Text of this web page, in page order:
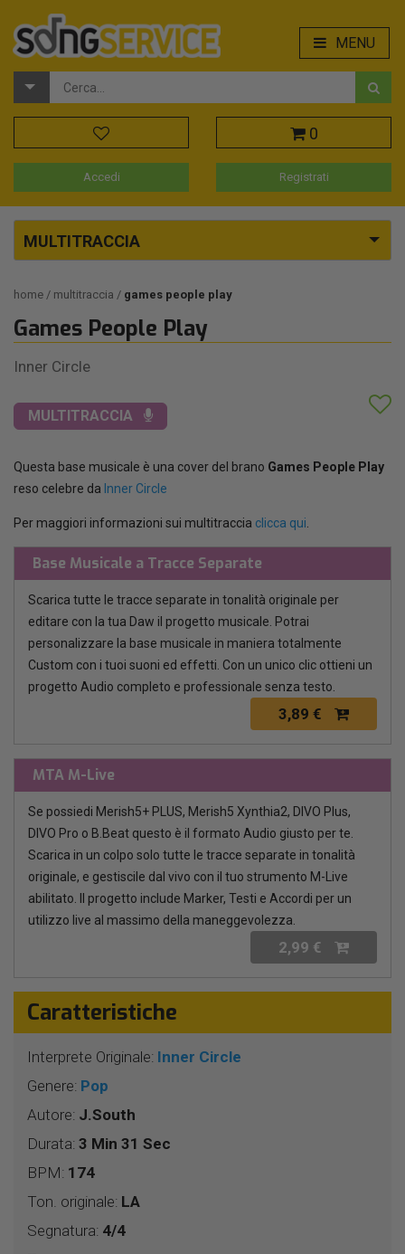
MENU
0
Accedi Registrati
MULTITRACCIA
home multitraccia games people play
Games People Play
Inner Circle
MULTITRACCIA
Questa base musicale è una cover del brano Games People Play
reso celebre da Inner Circle
Per maggiori informazioni sui multitraccia clicca qui
Base Musicale a Tracce Separate
Scarica tutte le tracce separate in tonalità originale per
editare con la tua Daw il progetto musicale. Potrai
personalizzare la base musicale in maniera totalmente
Custom con i tuoi suoni ed effetti. Con un unico clic ottieni un
progetto Audio completo e professionale senza testo.
3,89 €
MTA M-Live
Se possiedi Merish5+ PLUS, Merish5 Xynthia2, DIVO Plus,
DIVO Pro o B.Beat questo è il formato Audio giusto per te.
Scarica in un colpo solo tutte le tracce separate in tonalità
originale, e gestiscile dal vivo con il tuo strumento M-Live
abilitato. Il progetto include Marker, Testi e Accordi per un
utilizzo live al massimo della maneggevolezza.
2,99 €
Caratteristiche
Interprete Originale: Inner Circle
Genere: Pop
Autore: J.South
Durata: 3 Min 31 Sec
BPM: 174
Ton. originale: LA
Segnatura: 4/4